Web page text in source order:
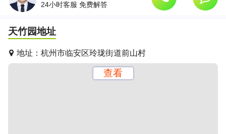
24小时客服 免费解答
天竹园地址
地址： 杭州市临安区玲珑街道前山村
查看